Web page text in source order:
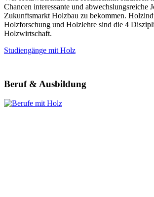
Chancen interessante und abwechslungsreiche
Zukunftsmarkt Holzbau zu bekommen.
Holzforschung und Holzlehre sind die 4
Holzwirtschaft.
Studiengänge mit Holz
Beruf & Ausbildung